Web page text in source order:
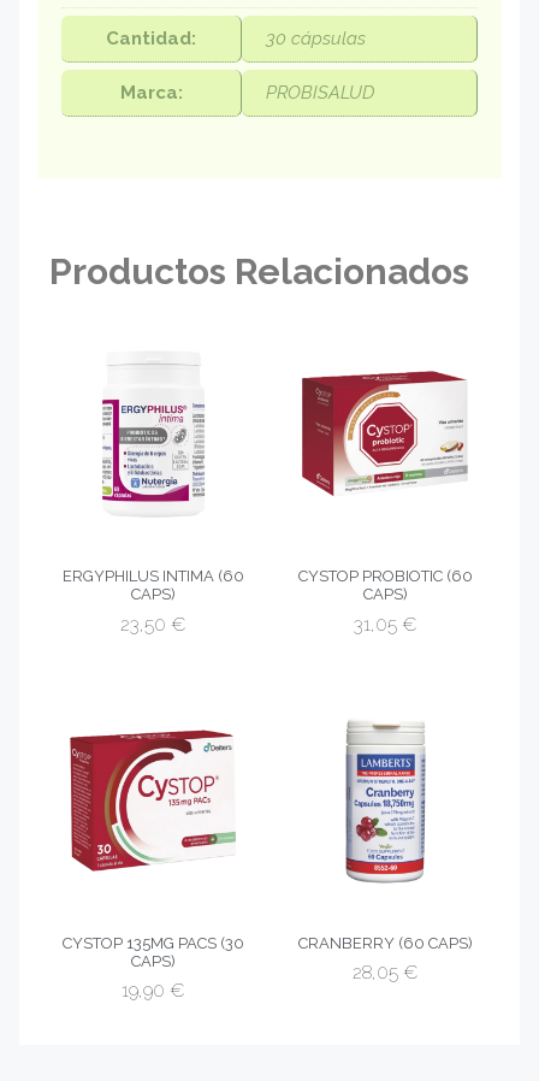
Cantidad: 30 cápsulas
Marca: PROBISALUD
Productos Relacionados
ERGYPHILUS INTIMA (60
CAPS)
23,50 €
CYSTOP PROBIOTIC (60
CAPS)
31,05 €
CYSTOP 135MG PACS (30
CAPS)
19,90 €
CRANBERRY (60 CAPS)
28,05 €